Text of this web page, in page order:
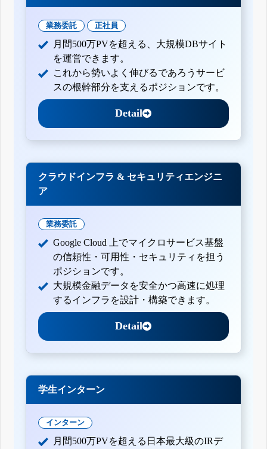
業務委託 正社員
月間500万PVを超える、大規模DBサイト
を運営できます。
これから勢いよく伸びるであろうサービ
スの根幹部分を支えるポジションです。
Detail
クラウドインフラ & セキュリティエンジニ
ア
業務委託
Google Cloud 上でマイクロサービス基盤
の信頼性・可用性・セキュリティを担う
ポジションです。
大規模金融データを安全かつ高速に処理
するインフラを設計・構築できます。
Detail
学生インターン
インターン
月間500万PVを超える日本最大級のIRデ